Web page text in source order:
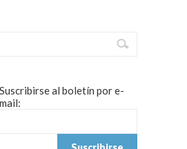
Suscribirse al boletín por e-
mail: